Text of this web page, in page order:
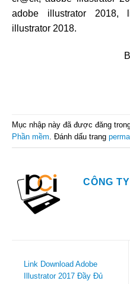
adobe illustrator 2018,
illustrator 2018.
Mục nhập này đã được đăng
Phần mềm . Đánh dấu trang
CÔNG TY
Link Download Adobe
Illustrator 2017 Đầy Đủ